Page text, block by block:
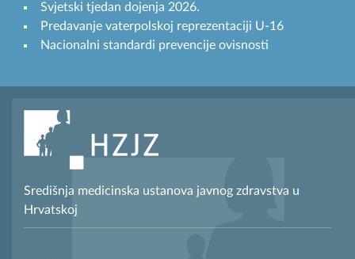
Svjetski tjedan dojenja 2026.
Predavanje vaterpolskoj reprezentaciji U-16
Nacionalni standardi prevencije ovisnosti
Središnja medicinska ustanova javnog zdravstva u
Hrvatskoj